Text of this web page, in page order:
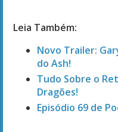
Leia Também:
Novo Trailer:
do Ash!
Tudo Sobre o
Dragões!
Episódio 69 de